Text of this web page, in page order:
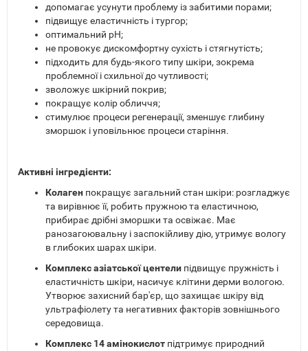
допомагає усунути проблему із забитими порами;
підвищує еластичність і тургор;
оптимальний pH;
не провокує дискомфортну сухість і стягнутість;
підходить для будь-якого типу шкіри, зокрема
проблемної і схильної до чутливості;
зволожує шкірний покрив;
покращує колір обличчя;
стимулює процеси регенерації, зменшує глибину
зморшок і уповільнює процеси старіння.
Активні інгредієнти:
Колаген покращує загальний стан шкіри: розгладжує
та вирівнює її, робить пружною та еластичною,
прибирає дрібні зморшки та освіжає. Має
ранозагоювальну і заспокійливу дію, утримує вологу
в глибоких шарах шкіри.
Комплекс азіатської центели підвищує пружність і
еластичність шкіри, насичує клітини дерми вологою.
Утворює захисний бар'єр, що захищає шкіру від
ультрафіолету та негативних факторів зовнішнього
середовища.
Комплекс 14 амінокислот підтримує природний